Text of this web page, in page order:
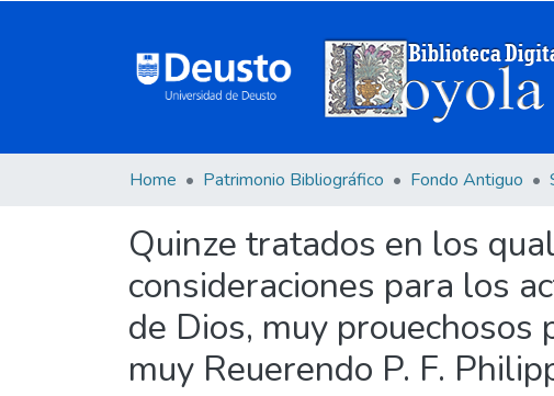
Home Patrimonio Bibliográfico Fondo Antiguo
Quinze tratados en los
consideraciones para los
de Dios, muy
muy Reuerendo P. F.